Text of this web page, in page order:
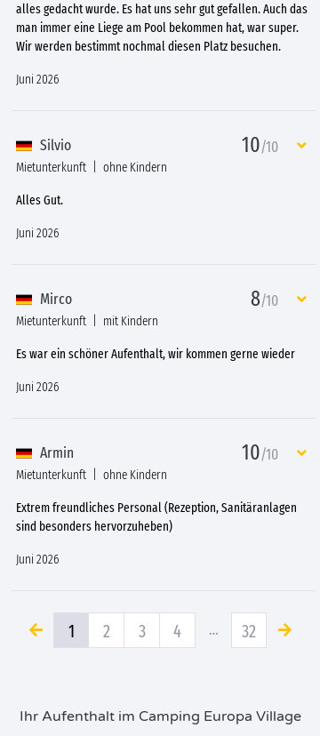
alles gedacht wurde. Es hat uns sehr gut gefallen. Auch das
man immer eine Liege am Pool bekommen hat, war super.
Wir werden bestimmt nochmal diesen Platz besuchen.
Juni 2026
Silvio 10/10
Mietunterkunft ohne Kindern
Alles Gut.
Juni 2026
Mirco 8/10
Mietunterkunft mit Kindern
Es war ein schöner Aufenthalt, wir kommen gerne wieder
Juni 2026
Armin 10/10
Mietunterkunft ohne Kindern
Extrem freundliches Personal (Rezeption, Sanitäranlagen
sind besonders hervorzuheben)
Juni 2026
1 2 3 4 … 32
Ihr Aufenthalt im Camping Europa Village